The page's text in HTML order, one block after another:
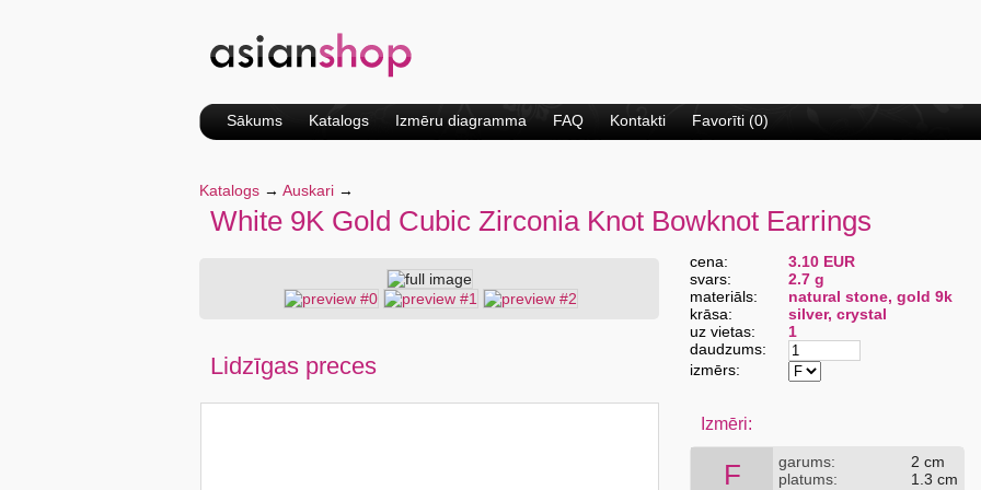
Sākums Katalogs Izmēru diagramma FAQ Kontakti Favorīti (0)
Katalogs → Auskari →
White 9K Gold Cubic Zirconia Knot Bowknot Earrings
Lidzīgas preces
Rose 9K Gold Filigree
Earrings
cena: 3.10 EUR
svars:
2.7 g
materiāls:
natural stone, gold 9k
krāsa:
silver, crystal
uz vietas:
1
daudzums:
izmērs:
Izmēri:
F garums:
2 cm
platums:
1.3 cm